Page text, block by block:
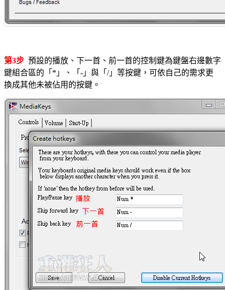
第3步 預設的播放、下一首、前一首的控制鍵為鍵盤右邊數字
鍵組合區的「*」、「-」與「/」等按鍵，可依自己的需求更
換成其他未被佔用的按鍵。